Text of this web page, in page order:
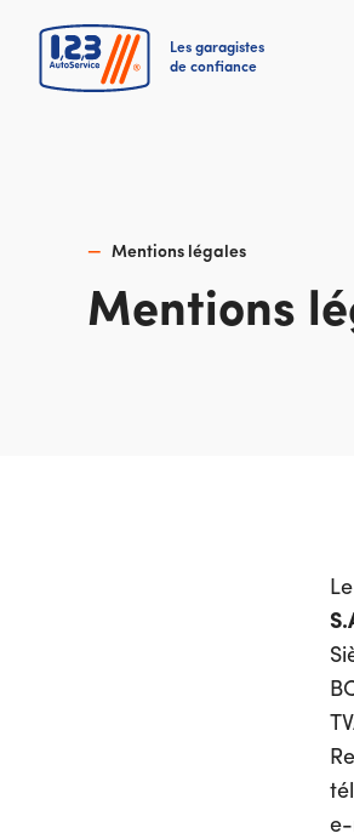
Les garagistes
de confiance
Mentions légales
Mentions